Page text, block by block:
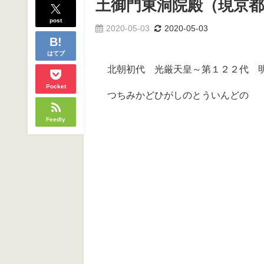
post
はてブ
Pocket
Feedly
土御門東洞院殿（現京都
2020-05-03 2020-05-03
北朝初代 光厳天皇～第１２２代
つちみかどひがしのとういんどの